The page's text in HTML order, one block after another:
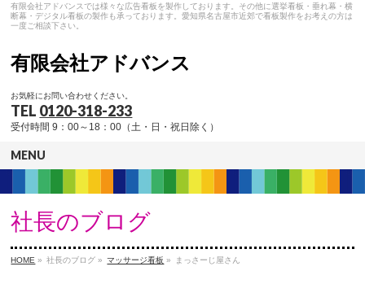
有限会社アドバンスでは様々な広告看板を製作しております。その他に選挙看板・垂れ幕・横
断幕・デジタル看板の製作も承っております。愛知県名古屋市近郊で看板製作をお考えの方は
一度ご相談下さい。
有限会社アドバンス
お気軽にお問い合わせください。
TEL 0120-318-233
受付時間 9：00～18：00（土・日・祝日除く）
MENU
社長のブログ
HOME » 社長のブログ » マッサージ看板 » まっさーじ屋さん